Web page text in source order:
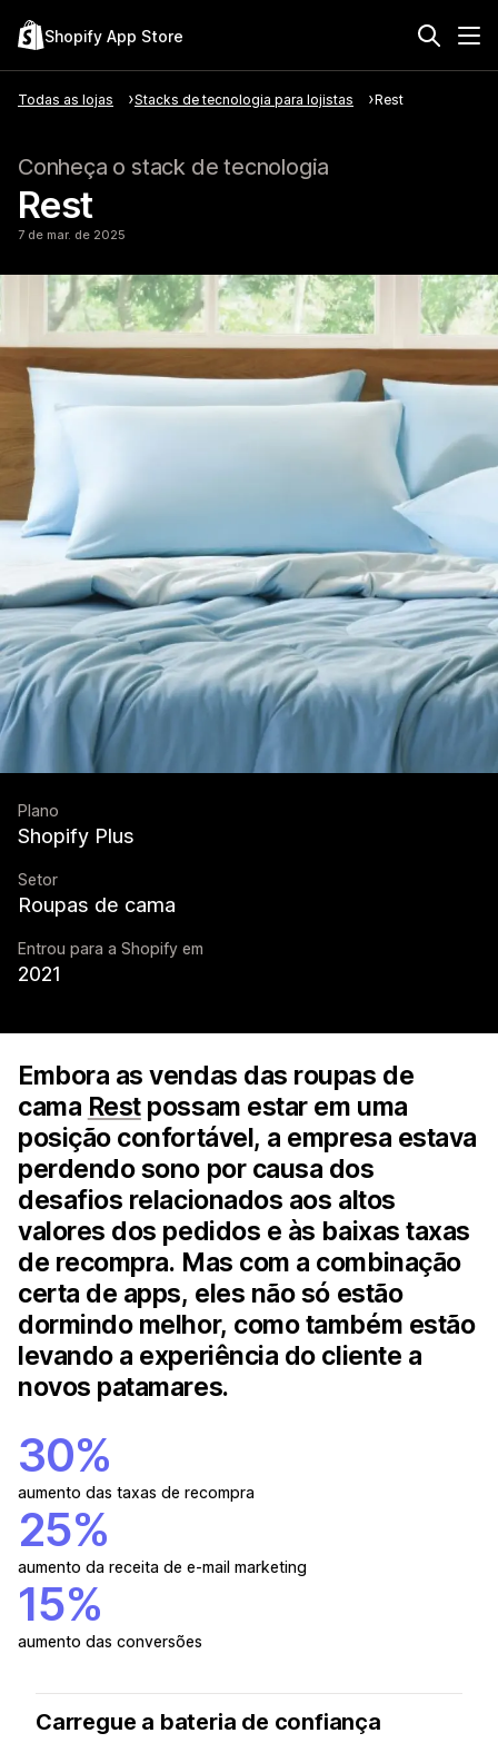
Shopify App Store
Todas as lojas Stacks de tecnologia para lojistas Rest
Conheça o stack de tecnologia
Rest
7 de mar. de 2025
Plano
Shopify Plus
Setor
Roupas de cama
Entrou para a Shopify em
2021
Embora as vendas das roupas de
cama Restpossam estar em uma
posição confortável, a empresa estava
perdendo sono por causa dos
desafios relacionados aos altos
valores dos pedidos e às baixas taxas
de recompra. Mas com a combinação
certa de apps, eles não só estão
dormindo melhor, como também estão
levando a experiência do cliente a
novos patamares.
30%
aumento das taxas de recompra
25%
aumento da receita de e-mail marketing
15%
aumento das conversões
Carregue a bateria de confiança